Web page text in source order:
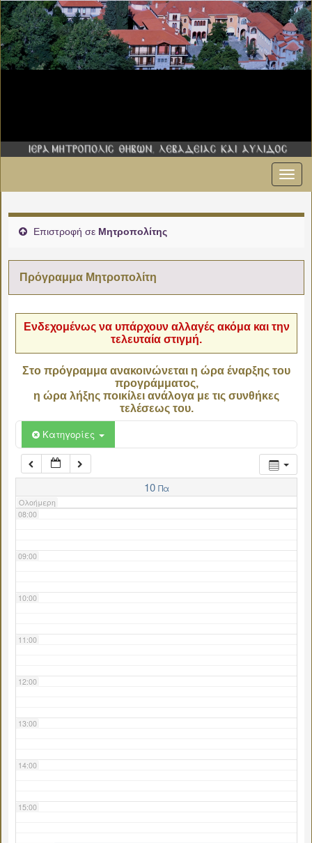
Επιστροφή σε Μητροπολίτης
Πρόγραμμα Μητροπολίτη
Ενδεχομένως να υπάρχουν αλλαγές ακόμα και την
τελευταία στιγμή.
Στο πρόγραμμα ανακοινώνεται η ώρα έναρξης του
προγράμματος,
η ώρα λήξης ποικίλει ανάλογα με τις συνθήκες
τελέσεως του.
Κατηγορίες
10 Πα
Ολοήμερη
02:00
06:00
07:00
08:00
09:00
10:00
11:00
12:00
13:00
14:00
15:00